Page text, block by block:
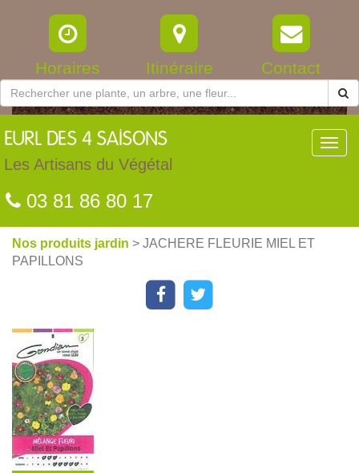
Horaires Itinéraire Contact
EURL DES 4 SAISONS
Les Artisans du Végétal
03 81 86 80 17
Nos produits jardin > JACHERE FLEURIE MIEL ET
PAPILLONS